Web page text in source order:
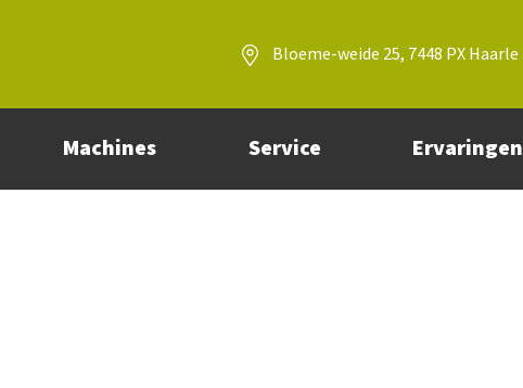
Bloeme-weide 25, 7448 PX Haarle
Machines Service Ervaringen